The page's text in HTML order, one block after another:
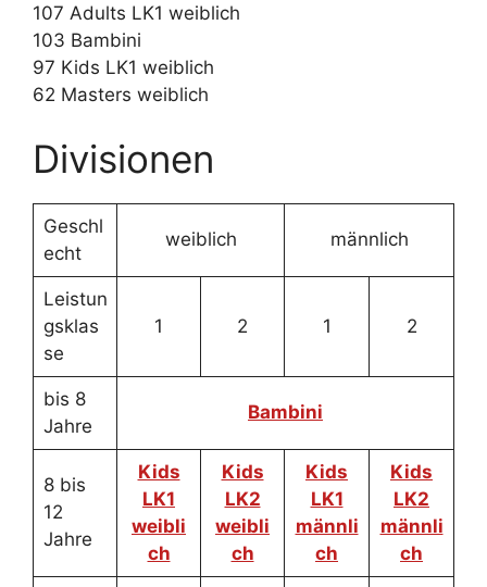
107 Adults LK1 weiblich
103 Bambini
97 Kids LK1 weiblich
62 Masters weiblich
Divisionen
Geschl
echt
weiblich männlich
Leistun
gsklas
se
1 2 1 2
bis 8
Jahre
Bambini
8 bis
12
Jahre
Kids
LK1
weibli
ch
Kids
LK2
weibli
ch
Kids
LK1
männli
ch
Kids
LK2
männli
ch